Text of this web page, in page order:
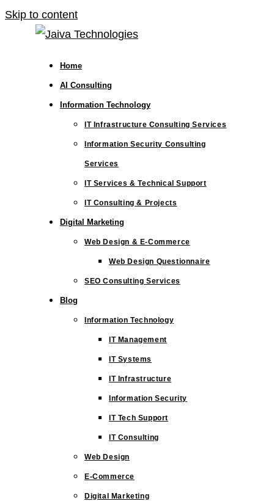
Skip to content
Home
AI Consulting
Information Technology
IT Infrastructure Consulting Services
Information Security Consulting
Services
IT Services & Technical Support
IT Consulting & Projects
Digital Marketing
Web Design & E-Commerce
Web Design Questionnaire
SEO Consulting Services
Blog
Information Technology
IT Management
IT Systems
IT Infrastructure
Information Security
IT Tech Support
IT Consulting
Web Design
E-Commerce
Digital Marketing